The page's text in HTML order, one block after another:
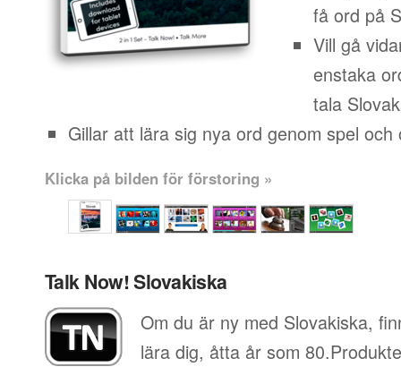
få ord på
Vill gå
enstaka
tala
Gillar att lära sig nya ord genom spel och
Klicka på bilden för förstoring »
Talk Now! Slovakiska
Om du är ny med Slovakiska,
lära dig, åtta år som